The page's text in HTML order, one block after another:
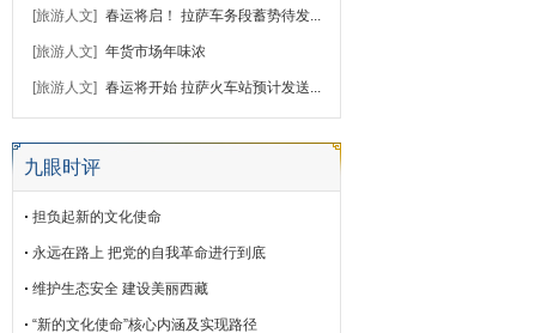
[旅游人文] 春运将启！ 拉萨车务段蓄势待发...
[旅游人文] 年货市场年味浓
[旅游人文] 春运将开始 拉萨火车站预计发送...
九眼时评
担负起新的文化使命
永远在路上 把党的自我革命进行到底
维护生态安全 建设美丽西藏
“新的文化使命”核心内涵及实现路径